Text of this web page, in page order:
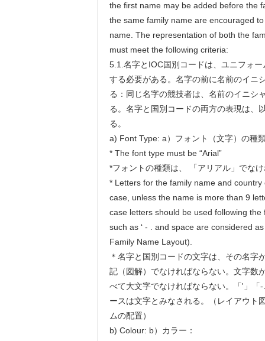
the first name may be added before the
the same family name are encouraged
name. The representation of both the
must meet the following criteria:
5.1.名字とIOC国別コードは、ユニフォ
する必要がある。名字の前に名前のイニ
る：同じ名字の競技者は、名前のイニシ
る。名字と国別コードの両方の表現は、
る。
a) Font Type: a）フォント（文字）の種
* The font type must be “Arial”
*フォントの種類は、 「アリアル」でな
* Letters for the family name and
case, unless the name is more than 9
case letters should be used following the
such as ‘ - . and space are considered
Family Name Layout).
＊名字と国別コードの文字は、その名字
記（図解）でなければならない。文字数
べて大文字でなければならない。「'」「
ースは文字とみなされる。（レイアウト
ムの配置）
b) Colour: b）カラー：